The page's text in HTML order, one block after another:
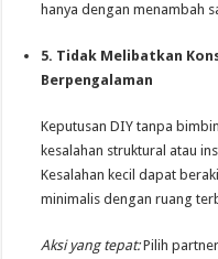
hanya dengan menambah
5. Tidak Melibatkan
Berpengalaman
Keputusan DIY tanpa
kesalahan struktural atau
Kesalahan kecil dapat
minimalis dengan ruang
Aksi yang tepat:Pilih